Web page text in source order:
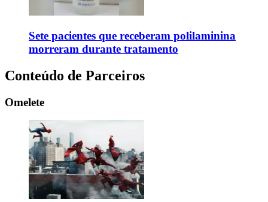
Sete pacientes que receberam polilaminina
morreram durante tratamento
Conteúdo de Parceiros
Omelete